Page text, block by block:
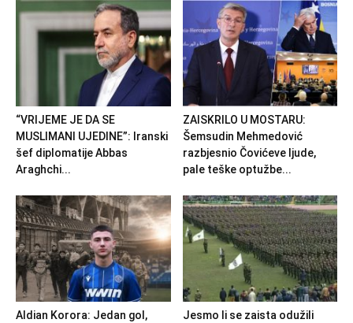
“VRIJEME JE DA SE
MUSLIMANI UJEDINE”: Iranski
šef diplomatije Abbas
Araghchi...
ZAISKRILO U MOSTARU:
Šemsudin Mehmedović
razbjesnio Čovićeve ljude,
pale teške optužbe...
Aldian Korora: Jedan gol,
Jesmo li se zaista odužili